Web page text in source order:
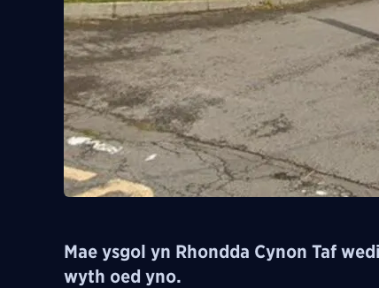
Mae ysgol yn Rhondda Cynon Taf
wyth oed yno.